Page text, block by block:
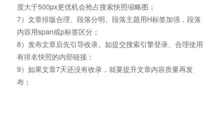
度大于500px更优机会抢占搜索快照缩略图；
7）文章排版合理、段落分明、段落主题用H标签加强，段落
内容用span或p标签区分；
8）发布文章后先引导收录。如提交搜索引擎登录、合理使用
有排名快照的内部链接；
9）如果文章7天还没有收录，就要提升文章内容质量再发
布；